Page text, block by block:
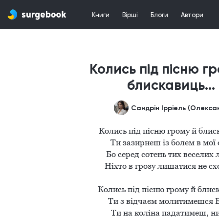
Книги Вірші Блоги Автори
Колись під пісню
блискавиць...
Колись під пісню грому й
Ти зазирнеш із болем в мої
Бо серед сотень тих веселих
Ніхто в грозу лишатися не
Колись під пісню грому й
Ти з відчаєм молитимешся
Ти на коліна падатимеш,